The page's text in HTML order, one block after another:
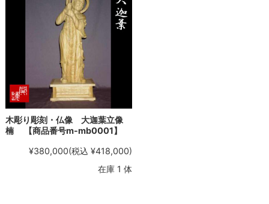
木彫り彫刻・仏像 大迦葉立像
楠 【商品番号m-mb0001】
¥380,000(税込 ¥418,000)
在庫 1 体